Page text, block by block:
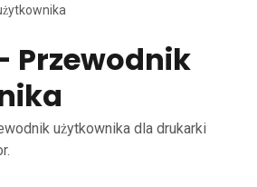
Przewodnik
użytkownika dla drukarki